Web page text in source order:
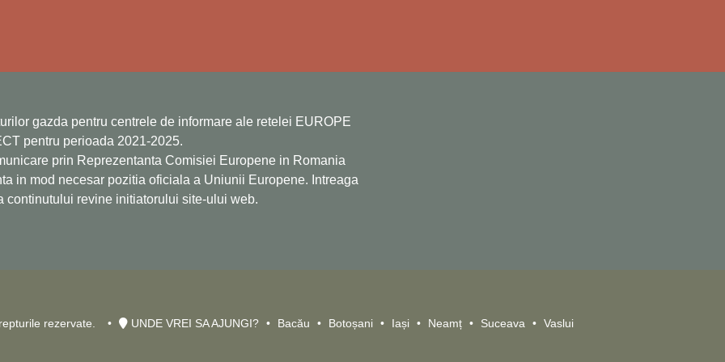
gazda pentru centrele de informare ale retelei EUROPE
pentru perioada 2021-2025.
prin Reprezentanta Comisiei Europene in Romania
in mod necesar pozitia oficiala a Uniunii Europene. Intreaga
continutului revine initiatorului site-ului web.
rezervate. UNDE VREI SA AJUNGI? Bacău Botoșani Iași Neamț Suceava Vaslui